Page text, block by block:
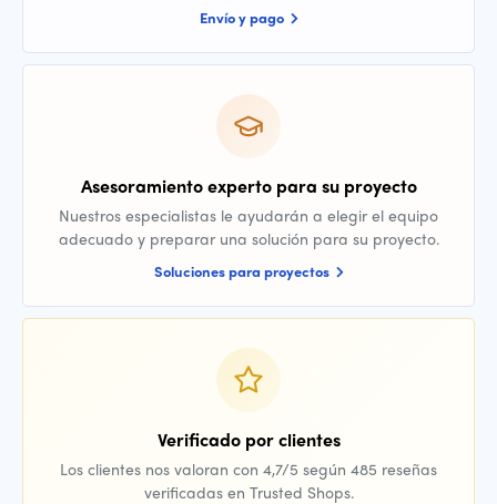
Envío y pago
Asesoramiento experto para su proyecto
Nuestros especialistas le ayudarán a elegir el equipo
adecuado y preparar una solución para su proyecto.
Soluciones para proyectos
Verificado por clientes
Los clientes nos valoran con 4,7/5 según 485 reseñas
verificadas en Trusted Shops.